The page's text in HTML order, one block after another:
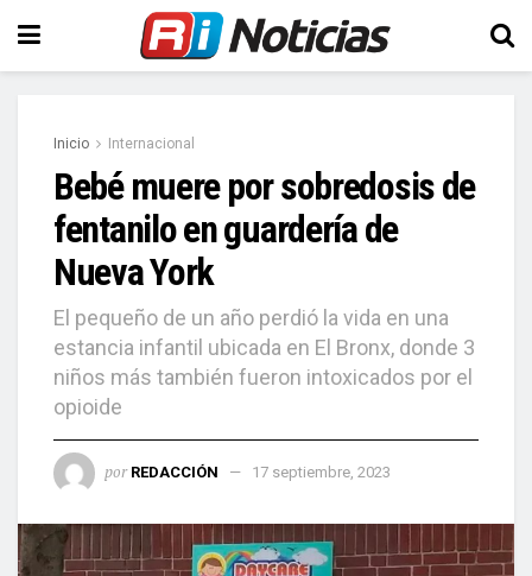
Inicio Internacional
Bebé muere por sobredosis de
fentanilo en guardería de
Nueva York
El pequeño de un año perdió la vida en una
estancia infantil ubicada en El Bronx, donde 3
niños más también fueron intoxicados por el
opioide
por REDACCIÓN 17 septiembre, 2023